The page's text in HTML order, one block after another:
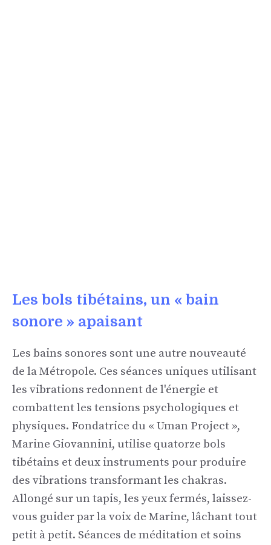
Les bols tibétains, un « bain
sonore » apaisant
Les bains sonores sont une autre nouveauté
de la Métropole. Ces séances uniques utilisant
les vibrations redonnent de l'énergie et
combattent les tensions psychologiques et
physiques. Fondatrice du « Uman Project »,
Marine Giovannini, utilise quatorze bols
tibétains et deux instruments pour produire
des vibrations transformant les chakras.
Allongé sur un tapis, les yeux fermés, laissez-
vous guider par la voix de Marine, lâchant tout
petit à petit. Séances de méditation et soins